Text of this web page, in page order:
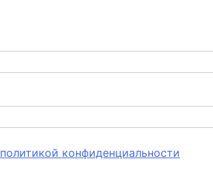
политикой конфиденциальности